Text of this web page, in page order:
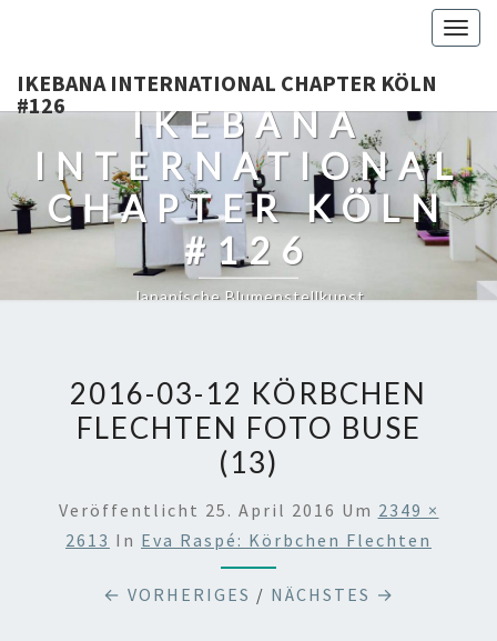
IKEBANA INTERNATIONAL CHAPTER KÖLN
#126
IKEBANA
INTERNATIONAL
CHAPTER KÖLN
#126
Japanische Blumenstellkunst
2016-03-12 KÖRBCHEN
FLECHTEN FOTO BUSE
(13)
Veröffentlicht 25. April 2016 Um 2349 ×
2613 In Eva Raspé: Körbchen Flechten
← VORHERIGES / NÄCHSTES →